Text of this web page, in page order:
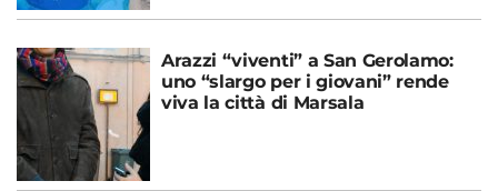
Arazzi “viventi” a San Gerolamo:
uno “slargo per i giovani” rende
viva la città di Marsala